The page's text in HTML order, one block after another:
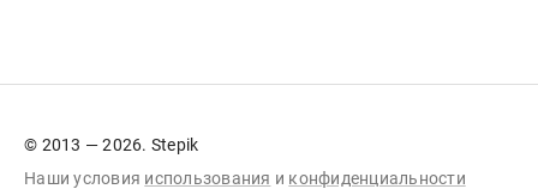
© 2013 — 2026. Stepik
Наши условия использования и конфиденциальности